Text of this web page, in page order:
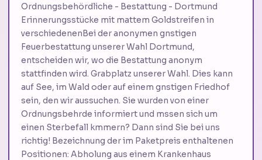
Ordnungsbehördliche - Bestattung - Dortmund
Erinnerungsstücke mit mattem Goldstreifen in
verschiedenenBei der anonymen gnstigen
Feuerbestattung unserer Wahl Dortmund,
entscheiden wir, wo die Bestattung anonym
stattfinden wird. Grabplatz unserer Wahl. Dies kann
auf See, im Wald oder auf einem gnstigen Friedhof
sein, den wir aussuchen. Sie wurden von einer
Ordnungsbehrde informiert und mssen sich um
einen Sterbefall kmmern? Dann sind Sie bei uns
richtig! Bezeichnung der im Paketpreis enthaltenen
Positionen: Abholung aus einem Krankenhaus